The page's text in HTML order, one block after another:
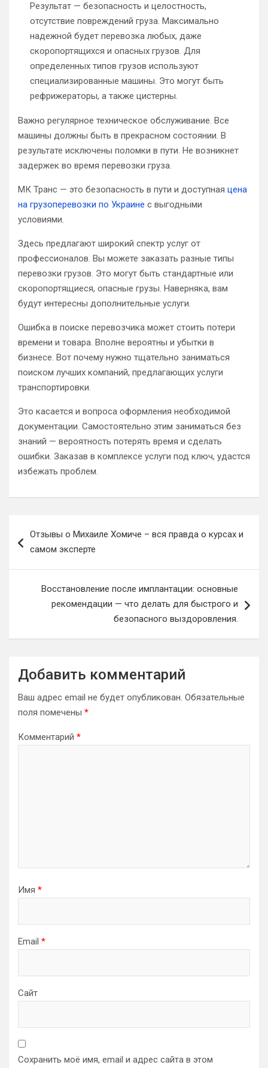
Результат — безопасность и целостность,
отсутствие повреждений груза. Максимально
надежной будет перевозка любых, даже
скоропортящихся и опасных грузов. Для
определенных типов грузов используют
специализированные машины. Это могут быть
рефрижераторы, а также цистерны.
Важно регулярное техническое обслуживание. Все
машины должны быть в прекрасном состоянии. В
результате исключены поломки в пути. Не возникнет
задержек во время перевозки груза.
МК Транс — это безопасность в пути и доступная цена
на грузоперевозки по Украине с выгодными
условиями.
Здесь предлагают широкий спектр услуг от
профессионалов. Вы можете заказать разные типы
перевозки грузов. Это могут быть стандартные или
скоропортящиеся, опасные грузы. Наверняка, вам
будут интересны дополнительные услуги.
Ошибка в поиске перевозчика может стоить потери
времени и товара. Вполне вероятны и убытки в
бизнесе. Вот почему нужно тщательно заниматься
поиском лучших компаний, предлагающих услуги
транспортировки.
Это касается и вопроса оформления необходимой
документации. Самостоятельно этим заниматься без
знаний — вероятность потерять время и сделать
ошибки. Заказав в комплексе услуги под ключ, удастся
избежать проблем.
по
Отзывы о Михаиле Хомиче – вся правда о курсах и
самом эксперте
Восстановление после имплантации: основные
рекомендации — что делать для быстрого и
безопасного выздоровления.
Добавить комментарий
Ваш адрес email не будет опубликован. Обязательные
поля помечены *
Комментарий *
Имя *
Email *
Сайт
Сохранить моё имя, email и адрес сайта в этом